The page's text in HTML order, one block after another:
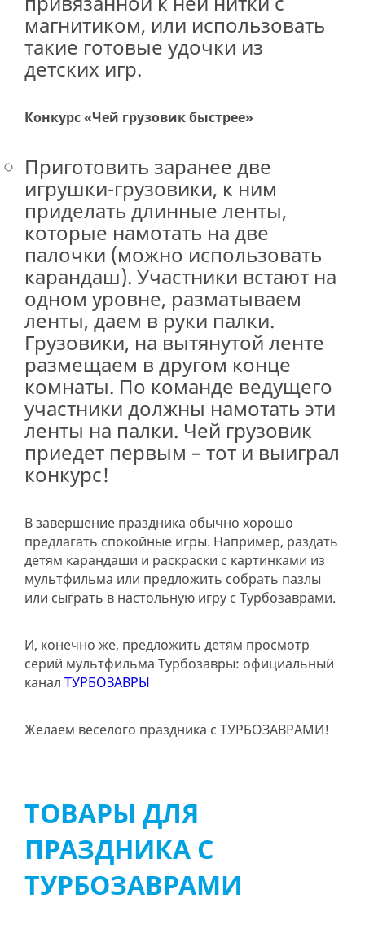
магнитиком, или использовать
такие готовые удочки из
детских игр.
Конкурс «Чей грузовик быстрее»
Приготовить заранее две
игрушки-грузовики, к ним
приделать длинные ленты,
которые намотать на две
палочки (можно использовать
карандаш). Участники встают на
одном уровне, разматываем
ленты, даем в руки палки.
Грузовики, на вытянутой ленте
размещаем в другом конце
комнаты. По команде ведущего
участники должны намотать эти
ленты на палки. Чей грузовик
приедет первым – тот и выиграл
конкурс!
В завершение праздника обычно хорошо
предлагать спокойные игры. Например, раздать
детям карандаши и раскраски с картинками из
мультфильма или предложить собрать пазлы
или сыграть в настольную игру с Турбозаврами.
И, конечно же, предложить детям просмотр
серий мультфильма Турбозавры: официальный
канал ТУРБОЗАВРЫ
Желаем веселого праздника с ТУРБОЗАВРАМИ!
ТОВАРЫ ДЛЯ
ПРАЗДНИКА С
ТУРБОЗАВРАМИ